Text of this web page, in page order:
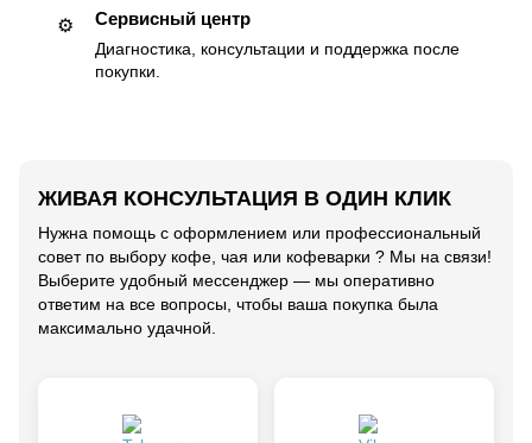
⚙️ Сервисный центр
Диагностика, консультации и поддержка после
покупки.
ЖИВАЯ КОНСУЛЬТАЦИЯ В ОДИН КЛИК
Нужна помощь с оформлением или профессиональный
совет по выбору кофе, чая или кофеварки ? Мы на связи!
Выберите удобный мессенджер — мы оперативно
ответим на все вопросы, чтобы ваша покупка была
максимально удачной.